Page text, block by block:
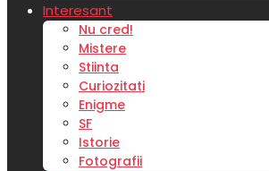
Interesant
Nu cred!
Mistere
Stiinta
Curiozitati
Enigme
SF
Istorie
Fotografii